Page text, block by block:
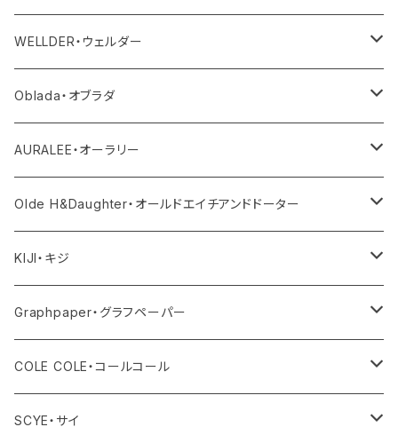
シャツ
デニム
その他パンツ
ワンピース・サロペット
その他
帽子
シューズ
ボトム
サロペット・オールインワン
その他
その他
アクセサリー
WELLDER・ウェルダー
アウター
トップス
トップス
ボトム
ワンピース・オールインワン
その他
Oblada・オブラダ
アウター
トップス
ボトム
ワンピース・サロペット
その他
AURALEE・オーラリー
アウター
トップス
ボトム
ワンピース・オールインワン
その他
Olde H&Daughter・オールドエイチアンドドーター
アウター
トップス
ボトム
ワンピース・オールインワン
KIJI・キジ
アウター
トップス
ボトム
Graphpaper・グラフペーパー
アウター
トップス
COLE COLE・コールコール
サンダル
SCYE・サイ